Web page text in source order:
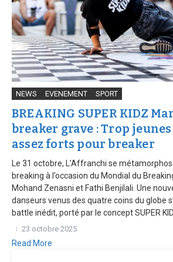
NEWS EVENEMENT SPORT
BREAKING SUPER KIDZ
breaker grave : Trop
assez forts pour breaker
Le 31 octobre, L’Affranchi se
breaking à l’occasion du Mondial du
Mohand Zenasni et Fathi Benjilali. Une
danseurs venus des quatre coins du globe
battle inédit, porté par le concept SUPER
23 octobre 2025
Read More